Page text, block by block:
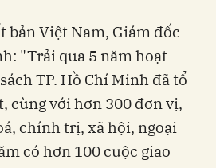
bản Việt Nam, Giám đốc
"Trải qua 5 năm hoạt
TP. Hồ Chí Minh đã tổ
cùng với hơn 300 đơn vị,
chính trị, xã hội, ngoại
có hơn 100 cuộc giao